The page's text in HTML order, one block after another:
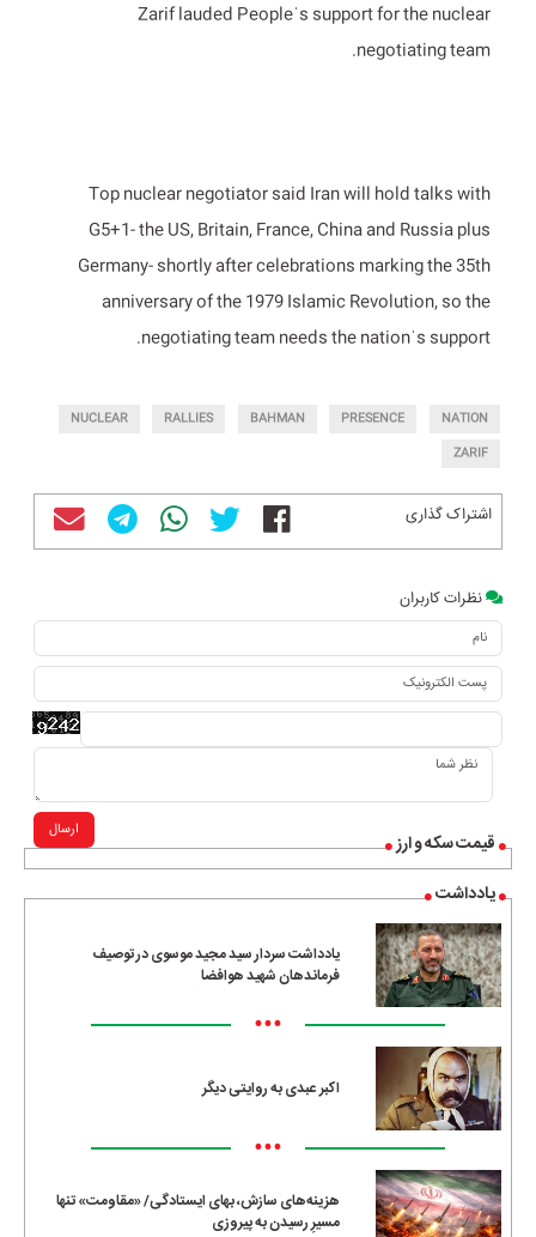
قیمت سکه و ارز
یادداشت
یادداشت سردار سید مجید موسوی در توصیف
فرماندهان شهید هوافضا
•••
اکبر عبدی به روایتی دیگر
•••
هزینه‌های سازش، بهای ایستادگی/ «مقاومت» تنها
مسیرِ رسیدن به پیروزی
Zarif lauded Peopleˈs support for the nuclear
negotiating team.
Top nuclear negotiator said Iran will hold talks with
G5+1- the US, Britain, France, China and Russia plus
Germany- shortly after celebrations marking the 35th
anniversary of the 1979 Islamic Revolution, so the
negotiating team needs the nationˈs support.
NATION
PRESENCE
BAHMAN
RALLIES
NUCLEAR
ZARIF
اشتراک گذاری
نظرات کاربران
ارسال